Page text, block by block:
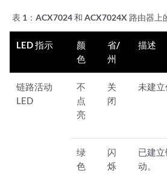
表 1： ACX7024和 ACX7024X 路由器上
LED 指示
颜
色
省/
州
描述
链路活动
LED
不
点
亮
关
闭
未建立
绿
色
闪
烁
已建
动。